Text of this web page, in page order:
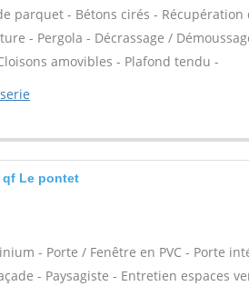
parquet - Bétons cirés - Récupération
- Pergola - Décrassage /
amovibles - Plafond tendu -
qf Le pontet
- Porte / Fenêtre en PVC - Porte
- Paysagiste - Entretien espaces